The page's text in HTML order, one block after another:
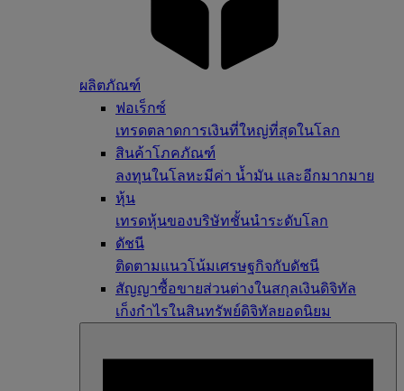
ผลิตภัณฑ์
ฟอเร็กซ์
เทรดตลาดการเงินที่ใหญ่ที่สุดในโลก
สินค้าโภคภัณฑ์
ลงทุนในโลหะมีค่า น้ำมัน และอีกมากมาย
หุ้น
เทรดหุ้นของบริษัทชั้นนำระดับโลก
ดัชนี
ติดตามแนวโน้มเศรษฐกิจกับดัชนี
สัญญาซื้อขายส่วนต่างในสกุลเงินดิจิทัล
เก็งกำไรในสินทรัพย์ดิจิทัลยอดนิยม